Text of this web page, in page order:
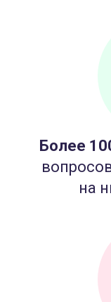
Более
на